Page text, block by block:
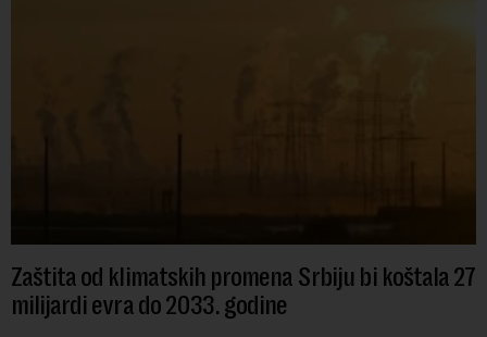
Zaštita od klimatskih promena Srbiju bi koštala 27
milijardi evra do 2033. godine